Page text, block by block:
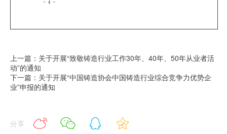
上一篇：关于开展“致敬铸造行业工作30年、40年、50年从业者活
动”的通知
下一篇：关于开展“中国铸造协会中国铸造行业综合竞争力优势企
业”申报的通知
分享